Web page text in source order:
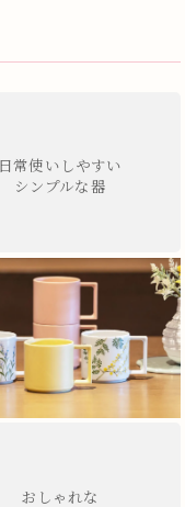
日常使いしやすい
シンプルな器
おしゃれな